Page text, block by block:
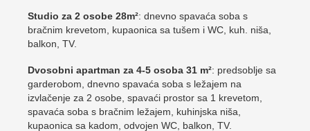
Studio za 2 osobe 28m²: dnevno spavaća soba s
bračnim krevetom, kupaonica sa tušem i WC, kuh. niša,
balkon, TV.
Dvosobni apartman za 4-5 osoba 31 m²: predsoblje sa
garderobom, dnevno spavaća soba s ležajem na
izvlačenje za 2 osobe, spavaći prostor sa 1 krevetom,
spavaća soba s bračnim ležajem, kuhinjska niša,
kupaonica sa kadom, odvojen WC, balkon, TV.